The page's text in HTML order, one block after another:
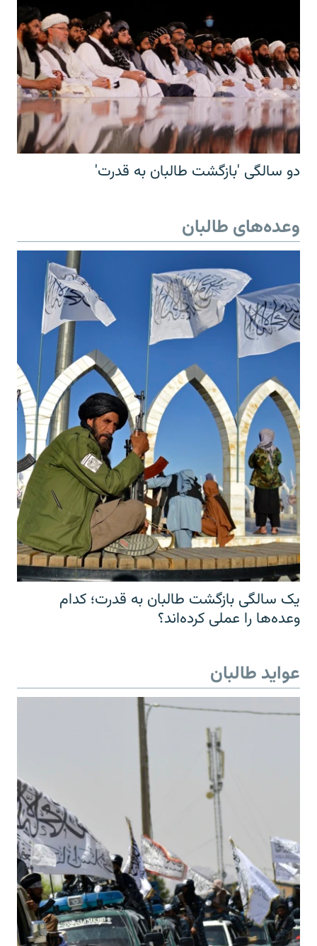
دو سالگی 'بازگشت طالبان به قدرت'
وعده‌های طالبان
یک سالگی بازگشت طالبان به قدرت؛ کدام
وعده‌ها را عملی کرده‌اند؟
عواید طالبان